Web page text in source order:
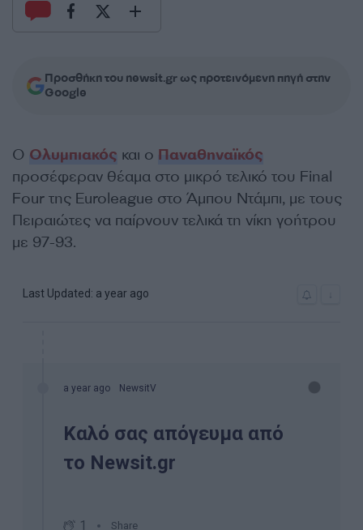
Προσθήκη του newsit.gr ως προτεινόμενη πηγή στην
Google
Ο Ολυμπιακός και ο Παναθηναϊκός
προσέφεραν θέαμα στο μικρό τελικό του Final
Four της Euroleague στο Άμπου Ντάμπι, με τους
Πειραιώτες να παίρνουν τελικά τη νίκη γοήτρου
με 97-93.